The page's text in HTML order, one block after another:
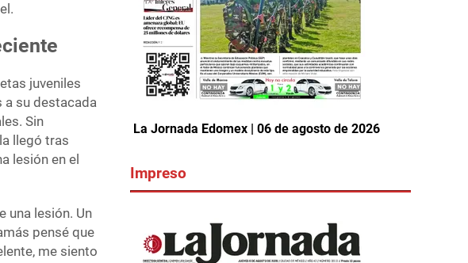
juveniles
a su destacada
Sin
llegó tras
lesión en el
una lesión. Un
pensé que
me siento
La Jornada Edomex | 06 de agosto de 2026
Impreso